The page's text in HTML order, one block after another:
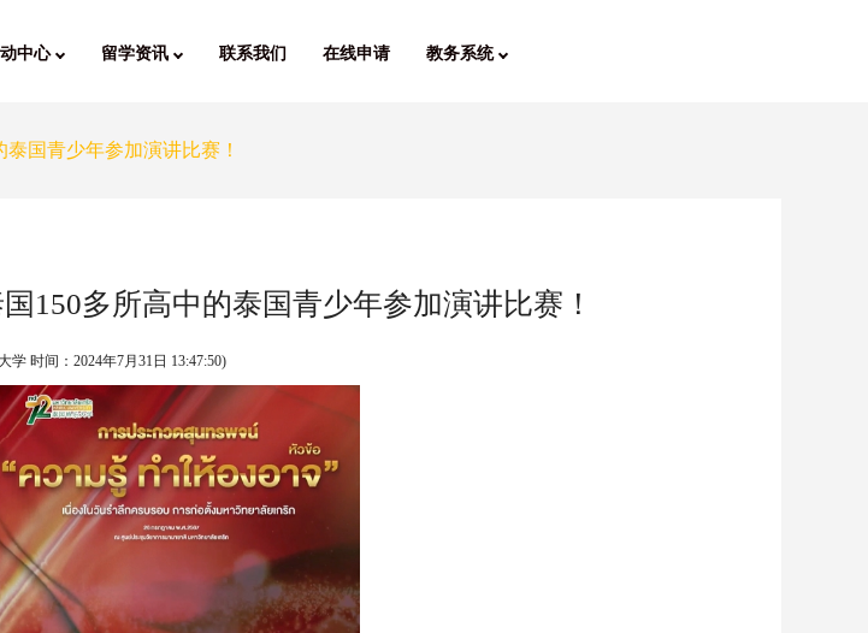
中心 留学资讯 联系我们 在线申请 教务系统
国青少年参加演讲比赛！
多所高中的泰国青少年参加演讲比赛！
学 时间： 2024年7月31日 13:47:50)